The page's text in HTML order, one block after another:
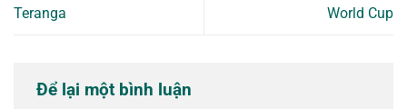
Teranga
World Cup
Để lại một bình luận